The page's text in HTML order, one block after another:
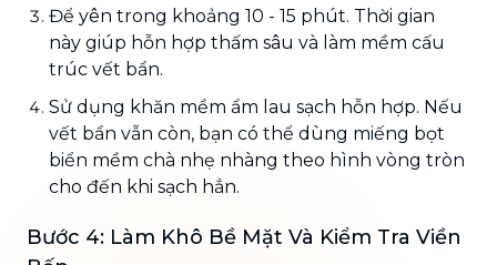
Để yên trong khoảng 10 - 15 phút. Thời gian
này giúp hỗn hợp thấm sâu và làm mềm cấu
trúc vết bẩn.
Sử dụng khăn mềm ẩm lau sạch hỗn hợp. Nếu
vết bẩn vẫn còn, bạn có thể dùng miếng bọt
biển mềm chà nhẹ nhàng theo hình vòng tròn
cho đến khi sạch hẳn.
Bước 4: Làm Khô Bề Mặt Và Kiểm Tra Viền